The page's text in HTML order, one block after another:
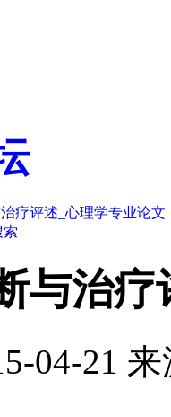
疗评述_心理学专业论文
索
与治
04-21 来